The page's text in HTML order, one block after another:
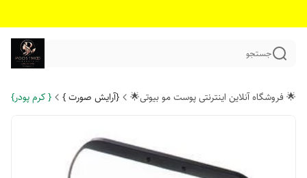
جستجو
🌟 فروشگاه آنلاین اینترنتی پوست مو بیوتی🌟 {آرایش صورت } { کرم پودر}